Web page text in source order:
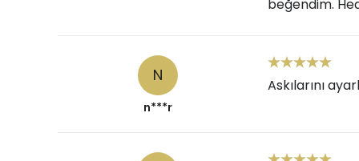
beğendim.
N
n***r
Askılarını